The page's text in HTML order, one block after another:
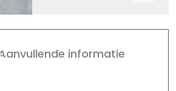
Aanvullende informatie